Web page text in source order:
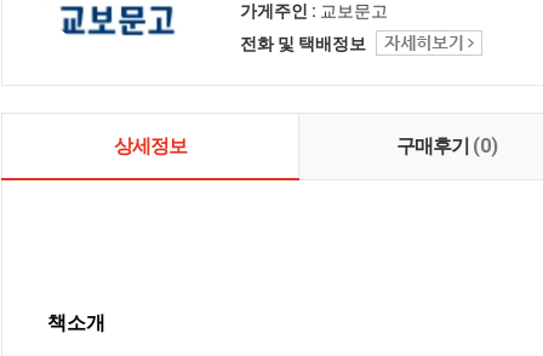
가게주인 : 교보문고
전화 및 택배정보
상세정보 구매후기 (0)
책소개